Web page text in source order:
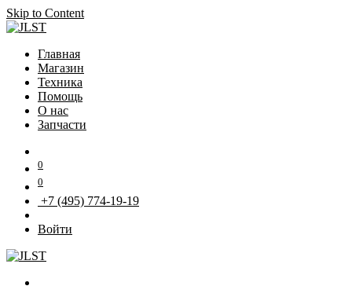
Skip to Content
Главная
Магазин
Техника
Помощь
О нас
Запчасти
0
0
+7 (495) 774-19-19
Войти